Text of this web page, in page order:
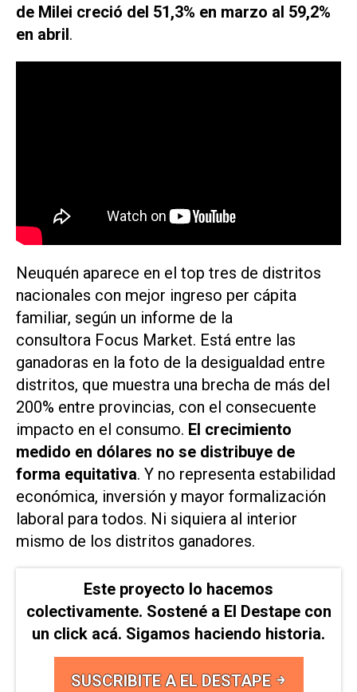
de Milei creció del 51,3% en marzo al 59,2%
en abril.
Neuquén aparece en el top tres de distritos
nacionales con mejor ingreso per cápita
familiar, según un informe de la
consultora Focus Market. Está entre las
ganadoras en la foto de la desigualdad entre
distritos, que muestra una brecha de más del
200% entre provincias, con el consecuente
impacto en el consumo. El crecimiento
medido en dólares no se distribuye de
forma equitativa. Y no representa estabilidad
económica, inversión y mayor formalización
laboral para todos. Ni siquiera al interior
mismo de los distritos ganadores.
Este proyecto lo hacemos
colectivamente. Sostené a El Destape con
un click acá. Sigamos haciendo historia.
SUSCRIBITE A EL DESTAPE